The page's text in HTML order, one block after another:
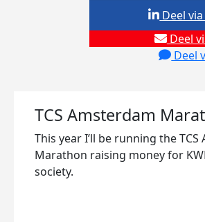
Deel
Deel
Deel
TCS Amsterdam
This year I’ll be running the TCS
Marathon raising money for
society.